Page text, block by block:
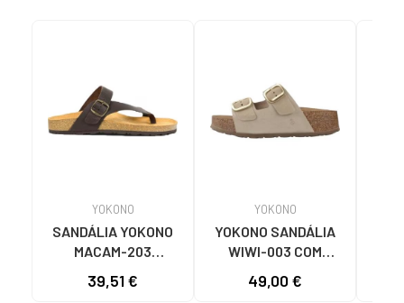
YOKONO
SANDÁLIA YOKONO
MACAM-203
DE CORTIÇA
39,51 €
YOKONO
YOKONO SANDÁLIA
WIWI-003 COM
MULHER CRU WHITE
49,00 €